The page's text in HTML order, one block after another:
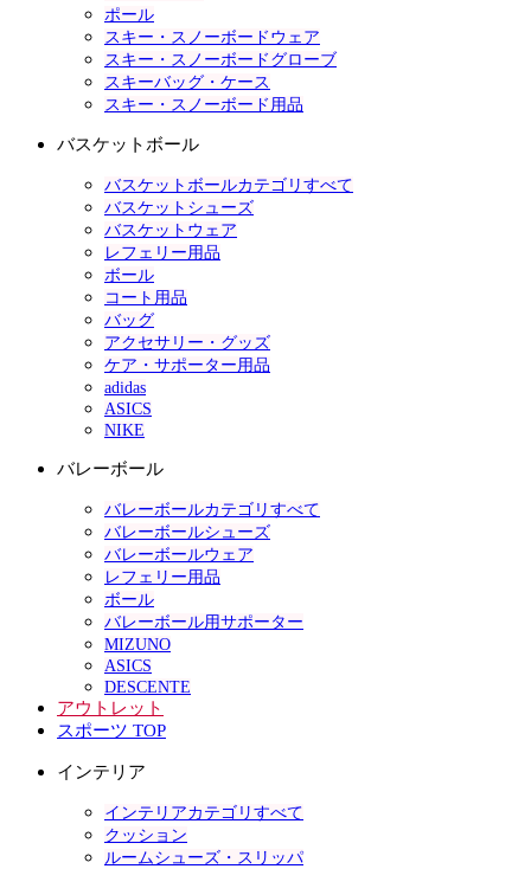
ポール
スキー・スノーボードウェア
スキー・スノーボードグローブ
スキーバッグ・ケース
スキー・スノーボード用品
バスケットボール
バスケットボールカテゴリすべて
バスケットシューズ
バスケットウェア
レフェリー用品
ボール
コート用品
バッグ
アクセサリー・グッズ
ケア・サポーター用品
adidas
ASICS
NIKE
バレーボール
バレーボールカテゴリすべて
バレーボールシューズ
バレーボールウェア
レフェリー用品
ボール
バレーボール用サポーター
MIZUNO
ASICS
DESCENTE
アウトレット
スポーツ TOP
インテリア
インテリアカテゴリすべて
クッション
ルームシューズ・スリッパ